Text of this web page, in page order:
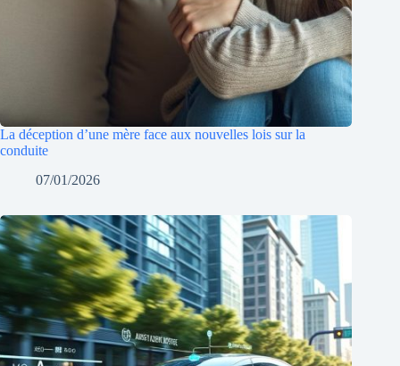
La déception d’une mère face aux nouvelles lois sur la
conduite
07/01/2026